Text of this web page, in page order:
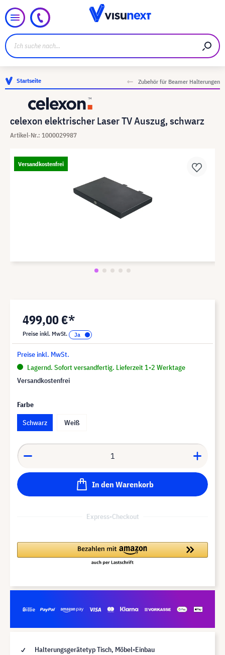
Startseite Zubehör für Beamer Halterungen
celexon elektrischer Laser TV Auszug, schwarz
Artikel-Nr.: 1000029987
Versandkostenfrei
499,00 €*
Preise inkl. MwSt.
Preise inkl. MwSt.
Lagernd. Sofort versandfertig. Lieferzeit 1-2 Werktage
Versandkostenfrei
Farbe
Schwarz
Weiß
In den Warenkorb
Express-Checkout
Halterungsgerätetyp Tisch, Möbel-Einbau